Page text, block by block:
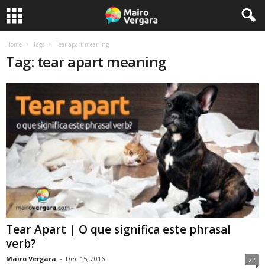
Home Tags Tear apart meaning
Tag: tear apart meaning
Tear Apart | O que significa este phrasal
verb?
Mairo Vergara - Dec 15, 2016 22